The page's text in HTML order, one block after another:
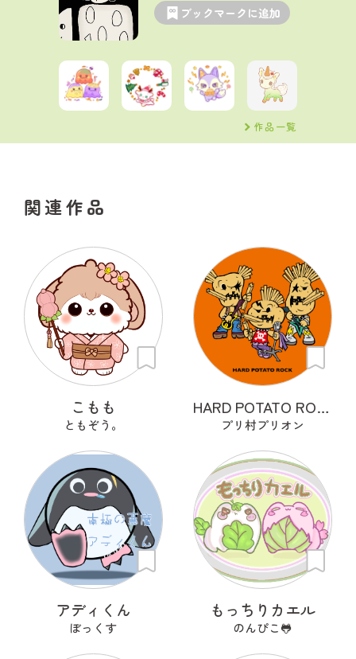
ブックマークに追加
作品一覧
関連作品
こもも
ともぞう。
HARD POTATO ROCK
プリ村プリオン
アディくん
ぼっくす
もっちりカエル
のんぴこ🐸